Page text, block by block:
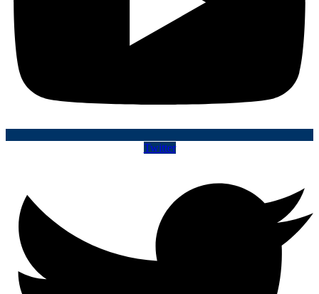
Twitter